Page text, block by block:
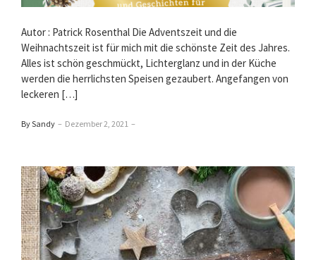
Autor : Patrick Rosenthal Die Adventszeit und die
Weihnachtszeit ist für mich mit die schönste Zeit des Jahres.
Alles ist schön geschmückt, Lichterglanz und in der Küche
werden die herrlichsten Speisen gezaubert. Angefangen von
leckeren […]
By Sandy – Dezember 2, 2021 –